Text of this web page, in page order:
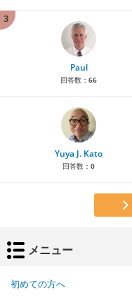
3
Paul
回答数： 66
Yuya J. Kato
回答数： 0
メニュー
初めての方へ